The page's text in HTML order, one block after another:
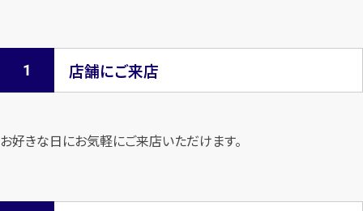
店舗にご来店
お好きな日にお気軽にご来店いただけます。